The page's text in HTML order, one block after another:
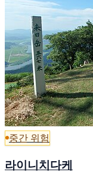
중간 위험
라이니치다케